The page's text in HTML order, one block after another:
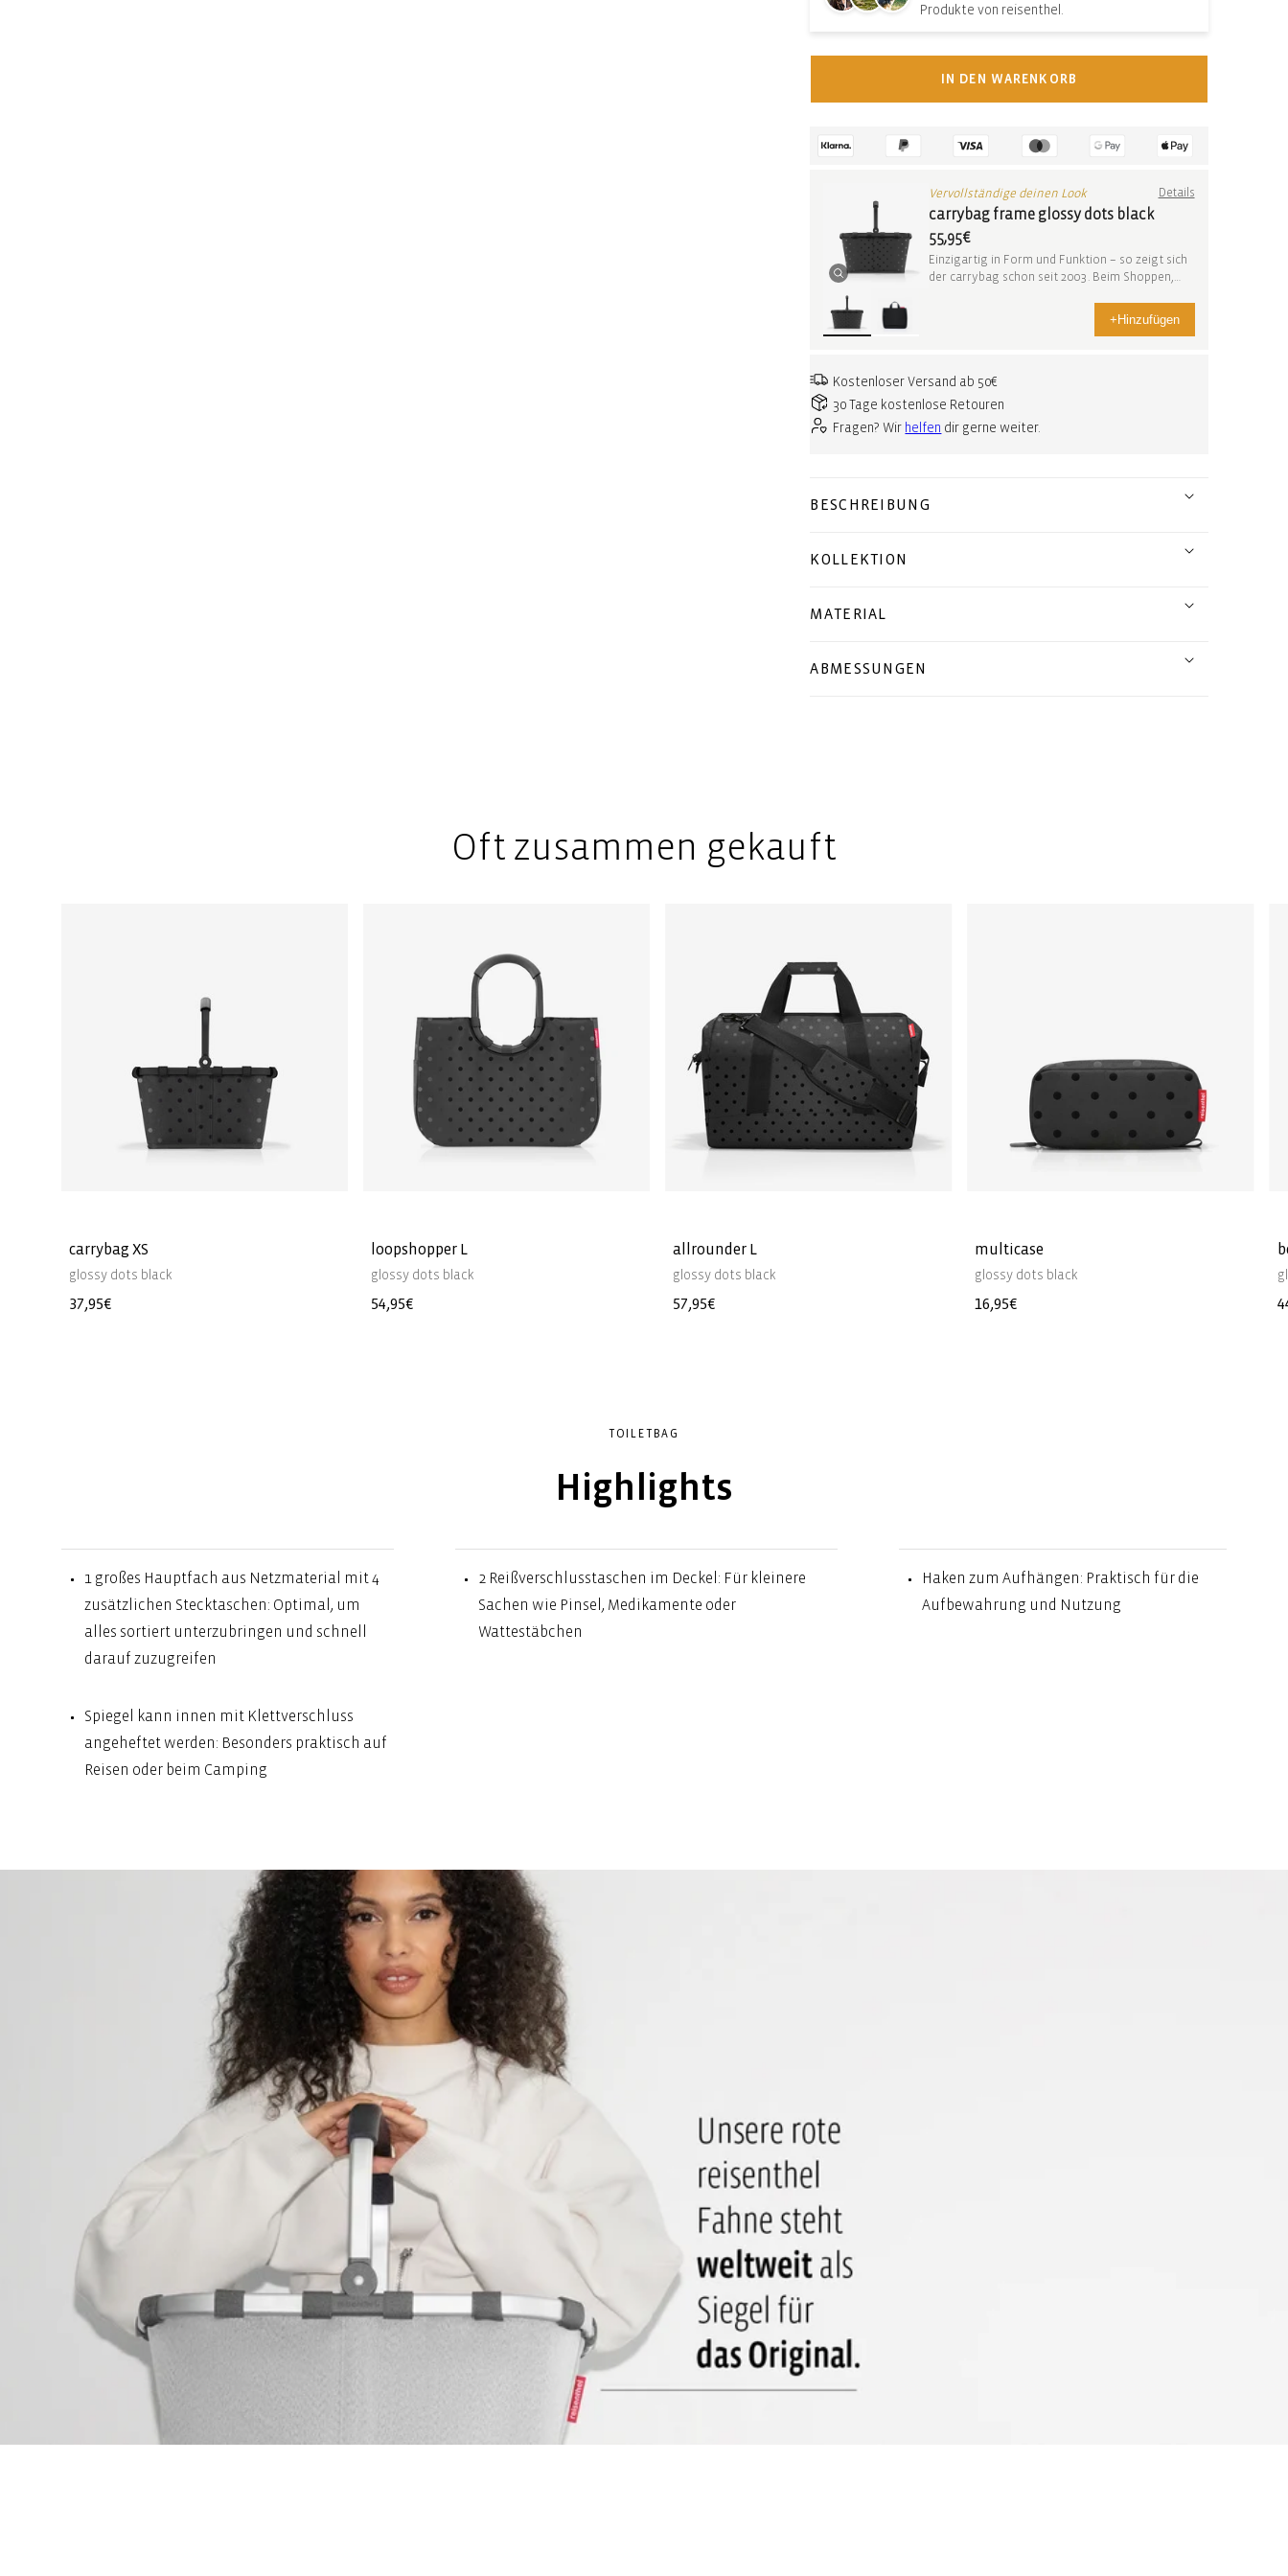
Produkte von reisenthel.
IN DEN WARENKORB
Vervollständige deinen Look Details
carrybag frame glossy dots black
55,95€
Einzigartig in Form und Funktion – so zeigt sich
der carrybag schon seit 2003. Beim Shoppen,
+ Hinzufügen
Kostenloser Versand ab 50€
30 Tage kostenlose Retouren
Fragen? Wir helfen dir gerne weiter.
BESCHREIBUNG
KOLLEKTION
MATERIAL
ABMESSUNGEN
Oft zusammen gekauft
carrybag XS
glossy dots black
Normaler
37,95€
loopshopper L
glossy dots black
Normaler
54,95€
allrounder L
glossy dots black
Normaler
57,95€
multicase
glossy dots black
Normaler
16,95€
TOILETBAG
Highlights
1 großes Hauptfach aus Netzmaterial mit 4
zusätzlichen Stecktaschen: Optimal, um
alles sortiert unterzubringen und schnell
darauf zuzugreifen
2 Reißverschlusstaschen im Deckel: Für kleinere
Sachen wie Pinsel, Medikamente oder
Wattestäbchen
Haken zum Aufhängen: Praktisch für die
Aufbewahrung und Nutzung
Spiegel kann innen mit Klettverschluss
angeheftet werden: Besonders praktisch auf
Reisen oder beim Camping